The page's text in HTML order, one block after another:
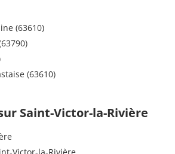
(63610)
(63610)
Saint-Victor-la-Rivière